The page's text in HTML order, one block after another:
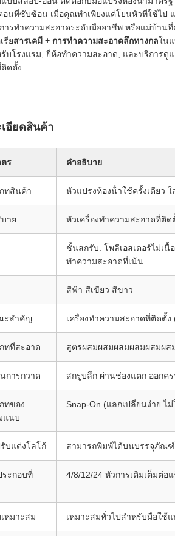
นที่ซับซ้อน เมื่อคุณทําเพียงแค่โยนหัวที่ใช้ไป
ารทําความสะอาดระดับมืออาชีพ หรือแม่บ้าน
รียสารเคมี + การทําความสะอาดลึกทางกลในแ
บโรงแรม, ยี่ห้อทําความสะอาด, และบริการดู
ดตั้ง
เอียดสินค้า
ร คําอธิบาย
ทสินค้า หัวแปรงห้องน้ําใช้ครั้งเดียว ใ
าย หัวเครื่องทําความสะอาดที่ติ
ชั้นสกรับ: โพลีเอสเตอร์ไม่เ
ทําความสะอาดที่เน้น
สีฟ้า สีเขียว สีขาว
ะสําคัญ เครื่องทําความสะอาดที่ติดตั้ง
ทที่สะอาด สูตรผสมผสมผสมผสมผสมผส
การกวาด สกรูบลึก ผ่านช่องแตก ออกค
ทของ
แนบ
Snap-On (แลกเปลี่ยนง่าย ไ
บแต่งโลโก้ สามารถพิมพ์ได้บนบรรจุภัณ
ะกอบที่
4/8/12/24 หัวการเติมเต็มต่อ
หมาะสม เหมาะสมทั่วไปสําหรับมือใช้